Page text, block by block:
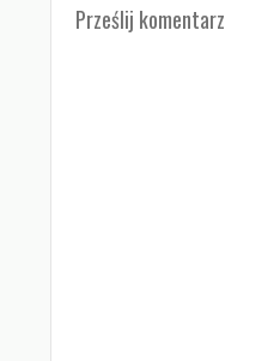
Prześlij komentarz